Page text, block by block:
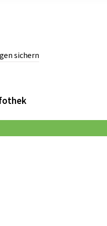
sichern